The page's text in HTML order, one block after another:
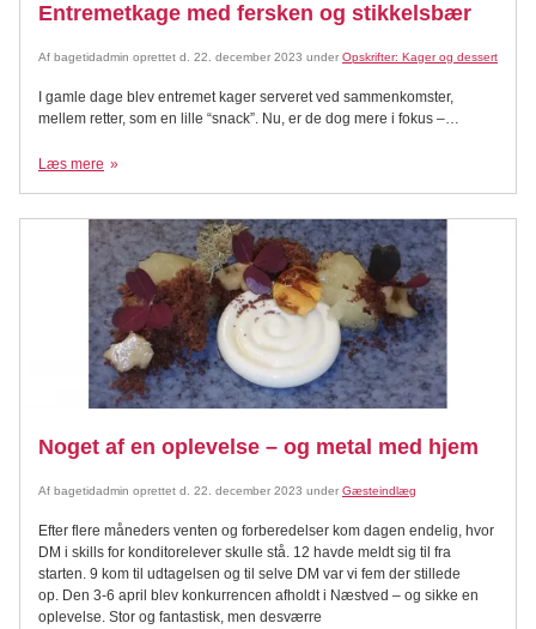
Entremetkage med fersken og stikkelsbær
Af bagetidadmin oprettet d. 22. december 2023 under Opskrifter: Kager og dessert
I gamle dage blev entremet kager serveret ved sammenkomster,
mellem retter, som en lille “snack”. Nu, er de dog mere i fokus –
de kan vise deres mange forskellige evner frem på, i én kage.
Læs mere
Noget af en oplevelse – og metal med hjem
Af bagetidadmin oprettet d. 22. december 2023 under Gæsteindlæg
Efter flere måneders venten og forberedelser kom dagen endelig, hvor
DM i skills for konditorelever skulle stå. 12 havde meldt sig til fra
starten. 9 kom til udtagelsen og til selve DM var vi fem der stillede
op. Den 3-6 april blev konkurrencen afholdt i Næstved – og sikke en
oplevelse. Stor og fantastisk, men desværre